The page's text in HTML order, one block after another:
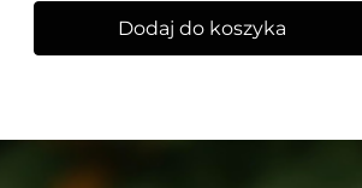
Dodaj do koszyka